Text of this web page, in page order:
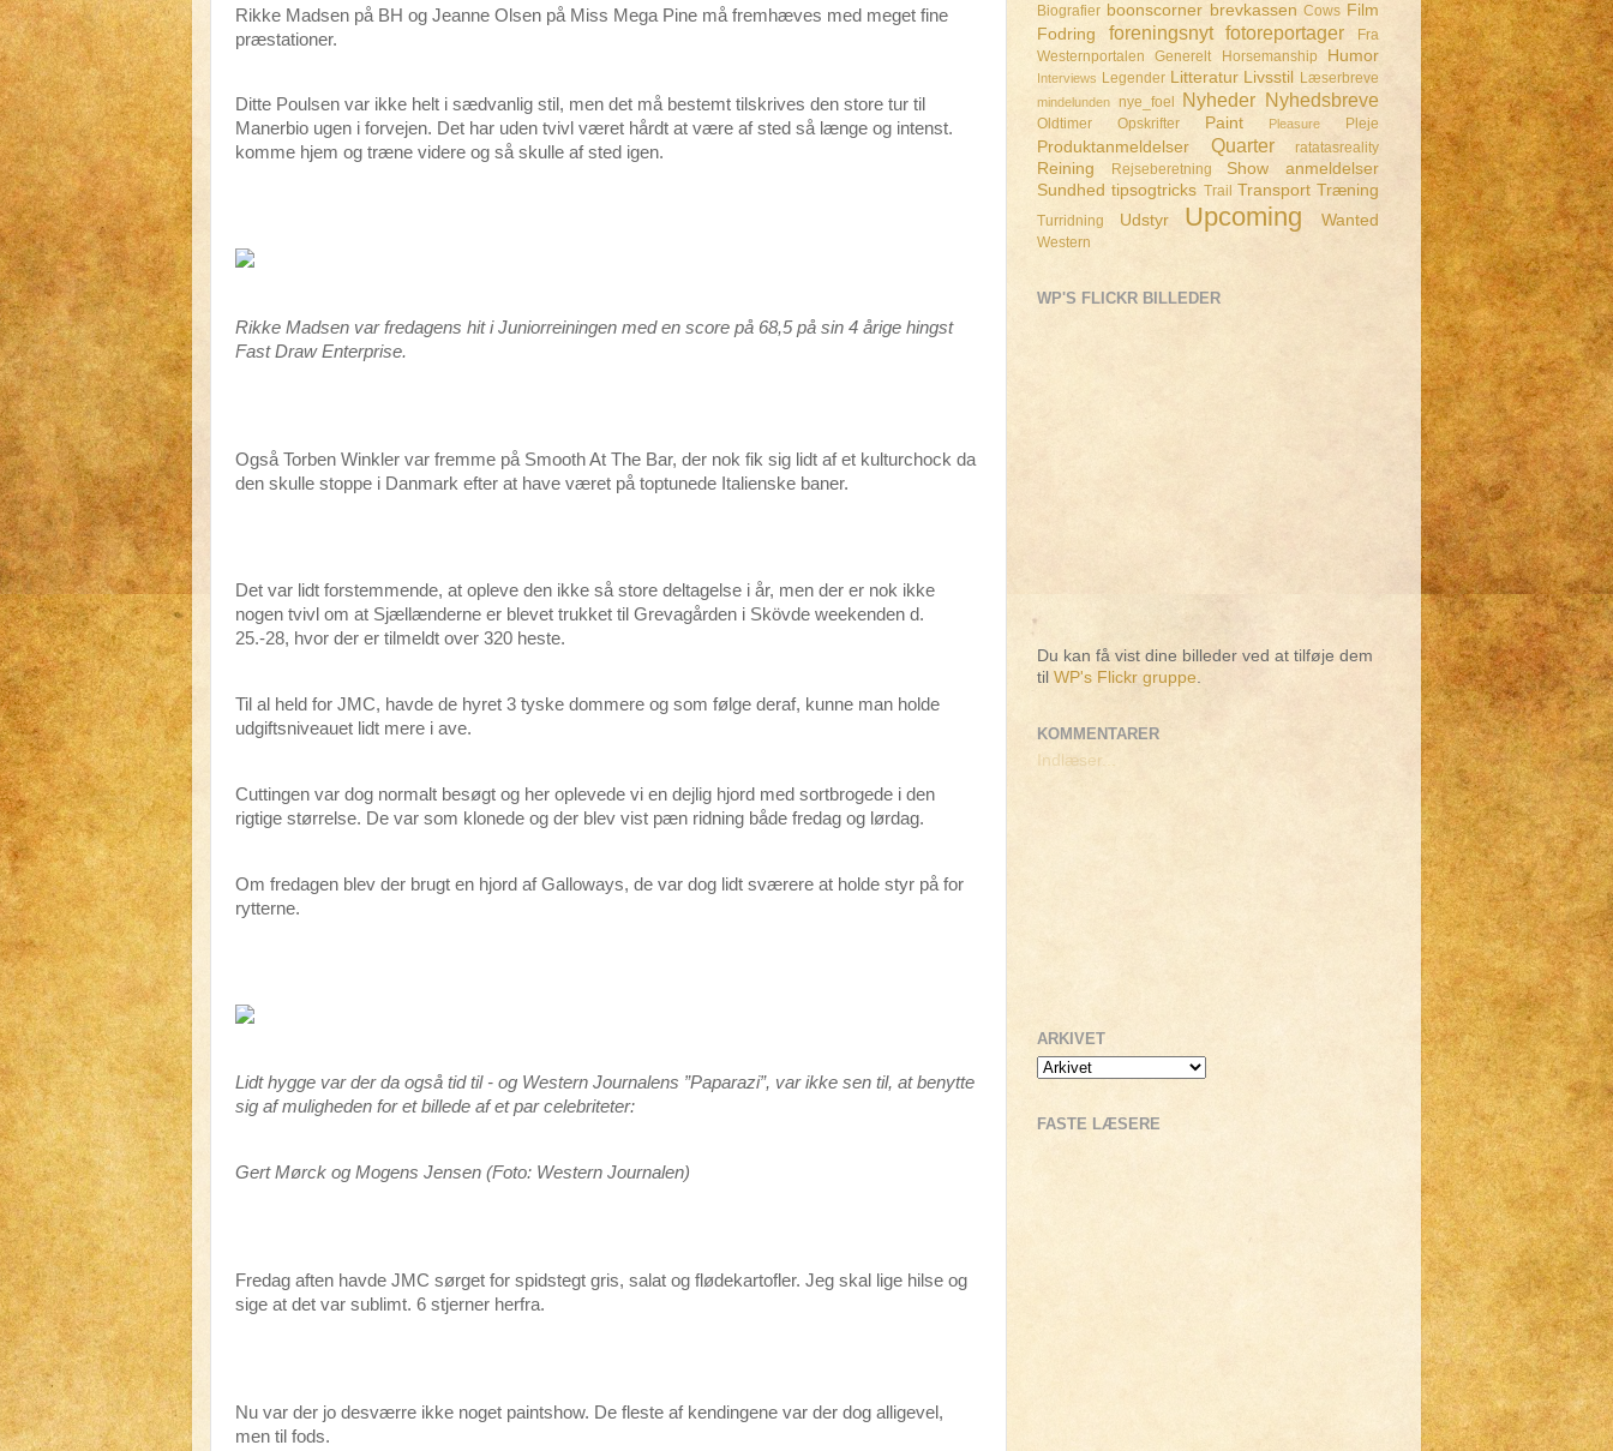
Rikke Madsen på BH og Jeanne Olsen på Miss Mega Pine må fremhæves med meget fine
præstationer.
Ditte Poulsen var ikke helt i sædvanlig stil, men det må bestemt tilskrives den store tur til
Manerbio ugen i forvejen. Det har uden tvivl været hårdt at være af sted så længe og intenst.
komme hjem og træne videre og så skulle af sted igen.
Rikke Madsen var fredagens hit i Juniorreiningen med en score på 68,5 på sin 4 årige hingst
Fast Draw Enterprise.
Også Torben Winkler var fremme på Smooth At The Bar, der nok fik sig lidt af et kulturchock da
den skulle stoppe i Danmark efter at have været på toptunede Italienske baner.
Det var lidt forstemmende, at opleve den ikke så store deltagelse i år, men der er nok ikke
nogen tvivl om at Sjællænderne er blevet trukket til Grevagården i Skövde weekenden d.
25.-28, hvor der er tilmeldt over 320 heste.
Til al held for JMC, havde de hyret 3 tyske dommere og som følge deraf, kunne man holde
udgiftsniveauet lidt mere i ave.
Cuttingen var dog normalt besøgt og her oplevede vi en dejlig hjord med sortbrogede i den
rigtige størrelse. De var som klonede og der blev vist pæn ridning både fredag og lørdag.
Om fredagen blev der brugt en hjord af Galloways, de var dog lidt sværere at holde styr på for
rytterne.
Lidt hygge var der da også tid til - og Western Journalens ”Paparazi”, var ikke sen til, at benytte
sig af muligheden for et billede af et par celebriteter:
Gert Mørck og Mogens Jensen (Foto: Western Journalen)
Fredag aften havde JMC sørget for spidstegt gris, salat og flødekartofler. Jeg skal lige hilse og
sige at det var sublimt. 6 stjerner herfra.
Nu var der jo desværre ikke noget paintshow. De fleste af kendingene var der dog alligevel,
men til fods.
Biografier boonscorner brevkassen Cows Film
Fodring
foreningsnyt fotoreportager
Fra
Westernportalen
Generelt Horsemanship Humor
Interviews Legender Litteratur Livsstil Læserbreve
mindelunden nye_foel Nyheder Nyhedsbreve
Oldtimer Opskrifter Paint Pleasure Pleje
Produktanmeldelser Quarter ratatasreality
Reining Rejseberetning
Show anmeldelser
Sundhed tipsogtricks Trail Transport Træning
Turridning Udstyr Upcoming Wanted
Western
WP'S FLICKR BILLEDER
Du kan få vist dine billeder ved at tilføje dem
til WP's Flickr gruppe
KOMMENTARER
Indlæser...
ARKIVET
FASTE LÆSERE